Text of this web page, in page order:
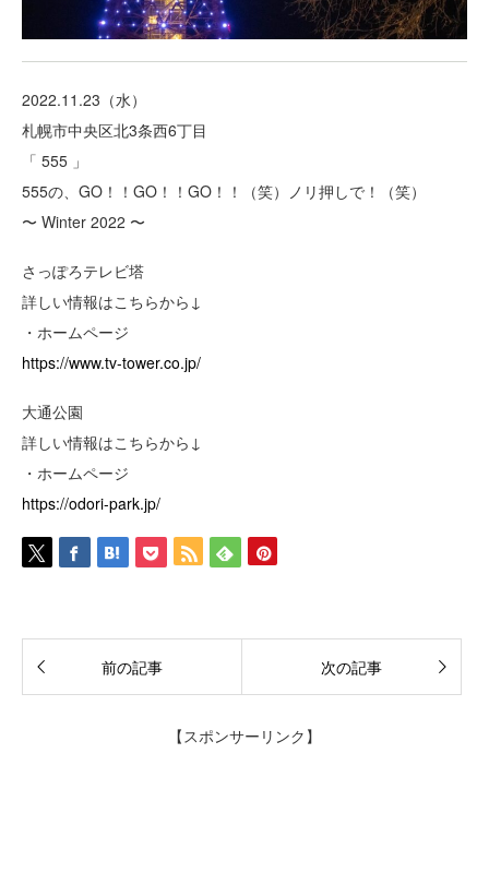
2022.11.23（水）
札幌市中央区北3条西6丁目
「 555 」
555の、GO！！GO！！GO！！（笑）ノリ押しで！（笑）
〜 Winter 2022 〜
さっぽろテレビ塔
詳しい情報はこちらから↓
・ホームページ
https://www.tv-tower.co.jp/
大通公園
詳しい情報はこちらから↓
・ホームページ
https://odori-park.jp/
前の記事 次の記事
【スポンサーリンク】